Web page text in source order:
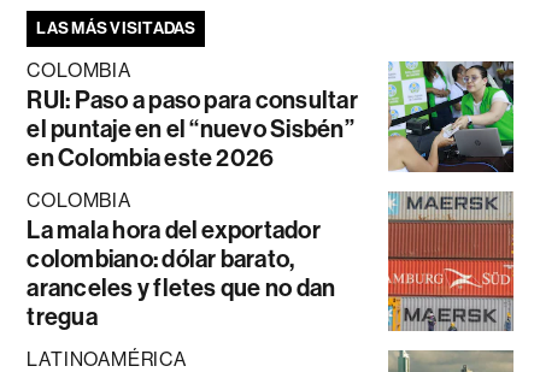
LAS MÁS VISITADAS
COLOMBIA
RUI: Paso a paso para consultar
el puntaje en el “nuevo Sisbén”
en Colombia este 2026
COLOMBIA
La mala hora del exportador
colombiano: dólar barato,
aranceles y fletes que no dan
tregua
LATINOAMÉRICA